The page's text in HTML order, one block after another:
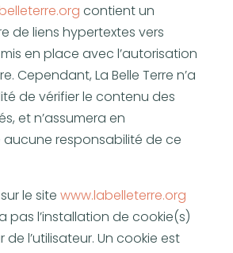
contient un
de liens hypertextes vers
en place avec l’autorisation
Cependant, La Belle Terre n’a
de vérifier le contenu des
et n’assumera en
responsabilité de ce
le site www.labelleterre.org
pas l’installation de cookie(s)
de l’utilisateur. Un cookie est